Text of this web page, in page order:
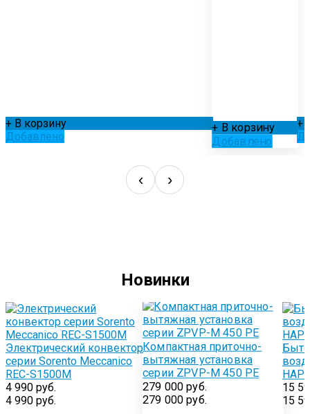
+ В корзину
Добавлено
+ В корзину
Добавлено
+
‹ ›
Новинки
Электрический конвектор
серии Sorento Meccanico
REC-S1500M
4 990 руб.
4 990 руб.
Компактная приточно-
вытяжная установка
серии ZPVP-M 450 PE
279 000 руб.
279 000 руб.
15
15